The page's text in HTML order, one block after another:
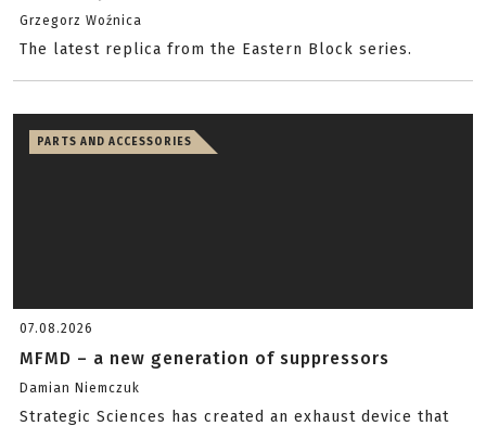
Grzegorz Woźnica
The latest replica from the Eastern Block series.
PARTS AND ACCESSORIES
07.08.2026
MFMD – a new generation of suppressors
Damian Niemczuk
Strategic Sciences has created an exhaust device that